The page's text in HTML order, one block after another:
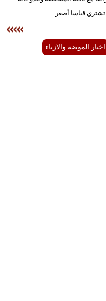
قياسا أصغر.
اخبار الموضة والازياء